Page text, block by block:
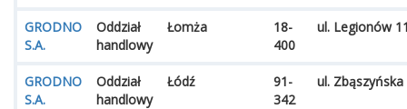
GRODNO
S.A.
Oddział
handlowy
Łomża
18-
400
ul. Legionów
GRODNO
S.A.
Oddział
handlowy
Łódź
91-
342
ul. Zbąszyńska